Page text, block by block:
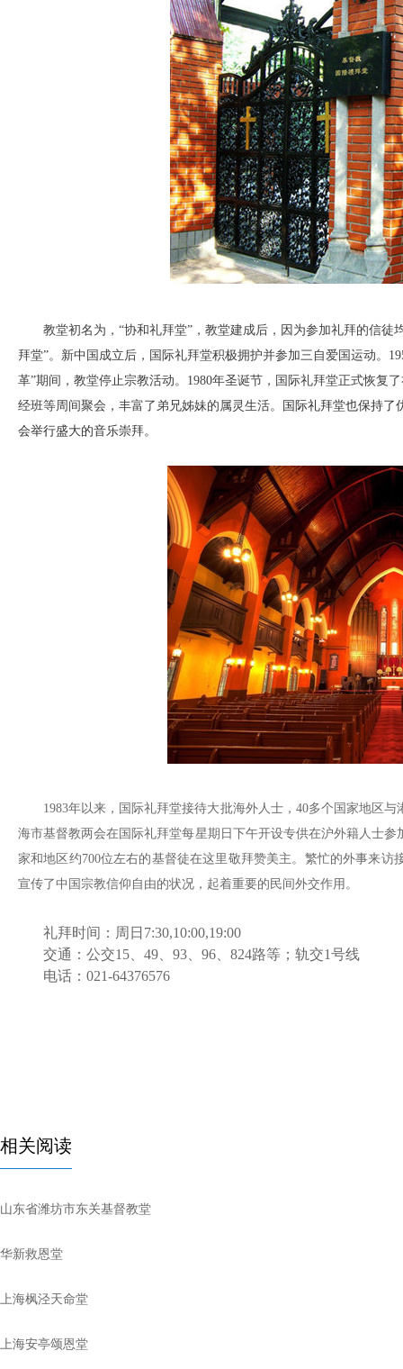
教堂初名为，“协和礼拜堂”，教堂建成后，因为参加礼拜的信
拜堂”。 新中国成立后，国际礼拜堂积极拥护并参加三自爱国运动。
革”期间，教堂停止宗教活动。 1980年圣诞节，国际礼拜堂正式恢复
经班等周间聚会，丰富了弟兄姊妹的属灵生活。
国际礼拜堂也保持了
会举行盛大的音乐崇拜。
1983年以来，国际礼拜堂接待大批海外人士，40多个国家地区
海市基督教两会在国际礼拜堂每星期日下午开设专供在沪外籍人士
家和地区约700位左右的基督徒在这里敬拜赞美主。繁忙的外事来
宣传了中国宗教信仰自由的状况，起着重要的民间外交作用。
礼拜时间：周日7:30,10:00,19:00
交通：公交15、49、93、96、824路等；轨交1号线
电话：021-64376576
相关阅读
山东省潍坊市东关基督教堂
华新救恩堂
上海枫泾天命堂
上海安亭颂恩堂